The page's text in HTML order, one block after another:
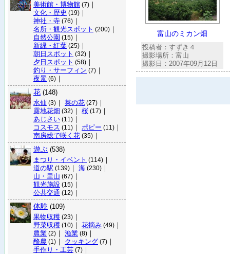
美術館・博物館 (7) ｜
文化・歴史 (19) ｜
神社・寺 (76) ｜
名所・観光スポット (200) ｜
自然公園 (15) ｜
新緑・紅葉 (25) ｜
朝日スポット (32) ｜
夕日スポット (58) ｜
釣り・サーフィン (7) ｜
夜景 (6) ｜
花 (148)
水仙 (3) ｜ 菜の花 (27) ｜
露地花畑 (32) ｜ 桜 (17) ｜
あじさい (11) ｜
コスモス (11) ｜ ポピー (11) ｜
南房総で咲く花 (35) ｜
遊ぶ (538)
まつり・イベント (114) ｜
道の駅 (139) ｜ 海 (230) ｜
山・里山 (67) ｜
観光施設 (15) ｜
公共交通 (12) ｜
体験 (109)
果物収穫 (23) ｜
野菜収穫 (10) ｜ 花摘み (49) ｜
農業 (2) ｜ 漁業 (8) ｜
酪農 (1) ｜ クッキング (7) ｜
手作り・工芸 (7) ｜
富山のミカン畑
投稿者：すずき４
撮影場所：富山
撮影日：2007年09月12日